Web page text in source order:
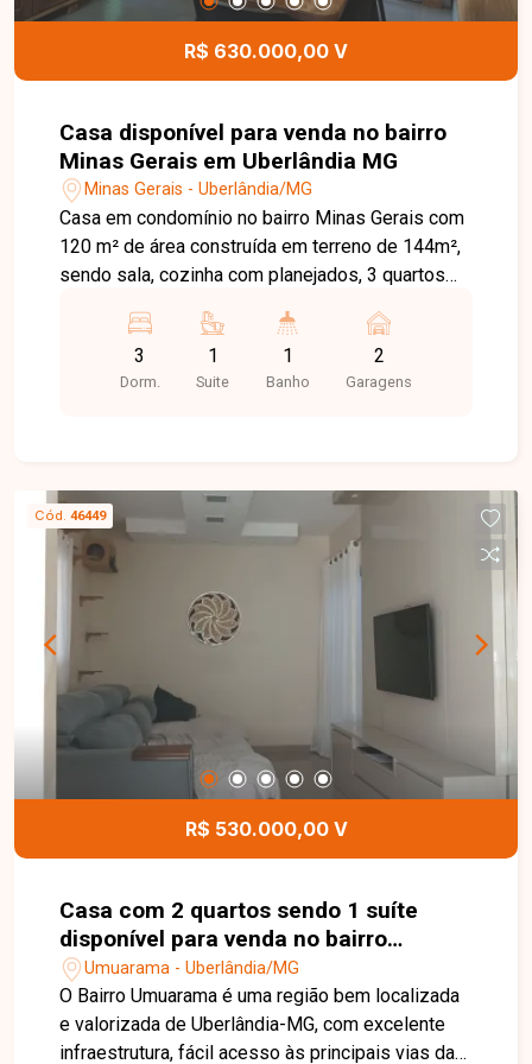
condomínio oferece estrutura completa,
segurança e excelente localização. Entre em
contato para mais informações e agende uma
R$ 630.000,00 V
Casa disponível para venda no bairro
Minas Gerais em Uberlândia MG
Minas Gerais - Uberlândia/MG
Casa em condomínio no bairro Minas Gerais com
120 m² de área construída em terreno de 144m²,
sendo sala, cozinha com planejados, 3 quartos
condicionado em todos os quartos, área de
serviço, 2 vagas de garagem e energia
fotovoltaica com 12 placas.
3
Dorm.
1
Suite
1
Banho
2
Garagens
Cód. 46449
R$ 530.000,00 V
Casa com 2 quartos sendo 1 suíte
disponível para venda no bairro
Umuarama em Uberlândia-MG
Umuarama - Uberlândia/MG
O Bairro Umuarama é uma região bem localizada
e valorizada de Uberlândia-MG, com excelente
infraestrutura, fácil acesso às principais vias da